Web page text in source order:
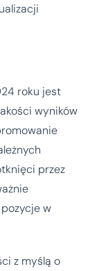
roku jest
wyników
przez
w
z myślą o